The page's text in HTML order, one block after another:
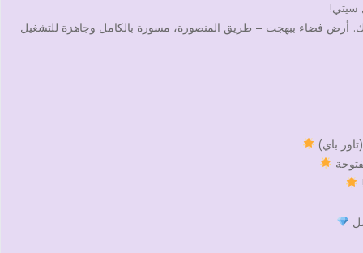
سيتي!
أرض فضاء ببهجت – طريق المنصورة، مسورة بالكامل وجاهزة للتشغيل
باي)